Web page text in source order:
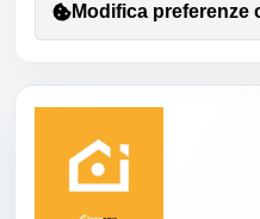
Modifica preferenze